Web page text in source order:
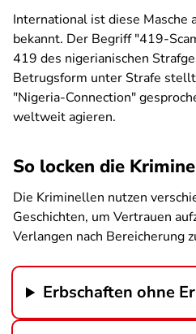
International ist diese Masche
bekannt. Der Begriff "419-
419 des nigerianischen
Betrugsform unter Strafe
"Nigeria-Connection"
weltweit agieren.
So locken die
Die Kriminellen nutzen
Geschichten, um Vertrauen
Verlangen nach Bereicherung
Erbschaften ohne